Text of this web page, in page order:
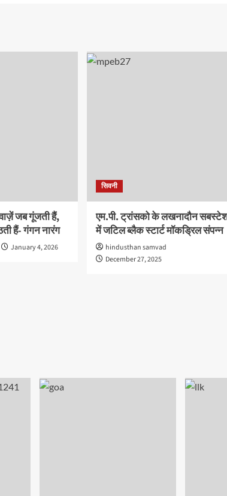
जब गूंजती हैं,
हैं- गंगन नारंग
January 4, 2026
सिवनी
एम.पी. ट्रांसको के लखनादौन
में जटिल ब्लैक स्टार्ट मॉकड्रिल संपन्न
hindusthan samvad
December 27, 2025